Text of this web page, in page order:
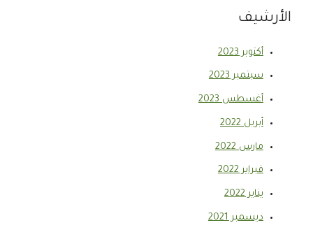
الأرشيف
أكتوبر 2023
سبتمبر 2023
أغسطس 2023
أبريل 2022
مارس 2022
فبراير 2022
يناير 2022
ديسمبر 2021